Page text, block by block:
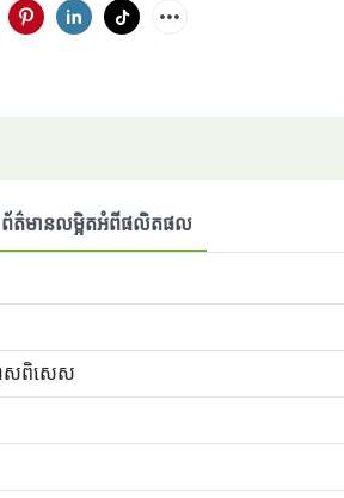
ព័ត៌មានលម្អិតអំពីផលិតផល
ាសពិសេស